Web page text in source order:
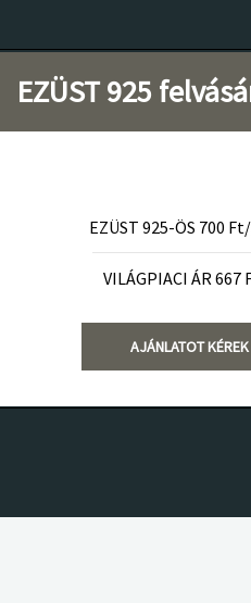
EZÜST 925
EZÜST 925-ÖS 700
VILÁGPIACI ÁR 667
AJÁNLATOT KÉREK